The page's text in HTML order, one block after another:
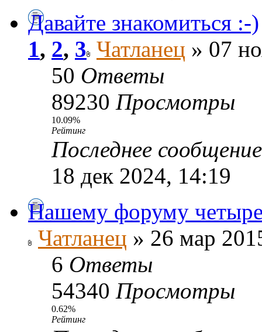
Давайте знакомиться :-)
1, 2, 3 Чатланец » 07
50 Ответы
89230 Просмотры
10.09%
Рейтинг
Последнее
18 дек 2024, 14:19
Нашему форуму
Чатланец » 26 мар
6 Ответы
54340 Просмотры
0.62%
Рейтинг